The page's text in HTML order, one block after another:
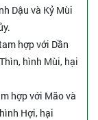
Dậu và Kỷ Mùi
hợp với Dần
hình Mùi, hại
hợp với Mão và
Hợi, hại